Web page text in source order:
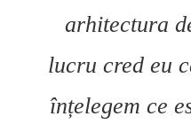
arhitectura
lucru cred eu
înțelegem ce